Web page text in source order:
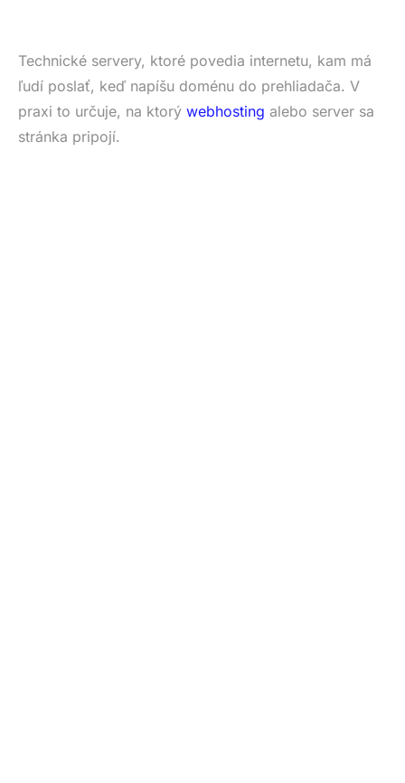
Technické servery, ktoré povedia internetu, kam má
ľudí poslať, keď napíšu doménu do prehliadača. V
praxi to určuje, na ktorý webhosting alebo server sa
stránka pripojí.